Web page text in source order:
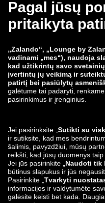
zalando-lounge.co.uk
zalando-lounge.lt
zalando-lounge.ro
zalando-lounge.lu
zalando-lounge.lv
Mus taip pat